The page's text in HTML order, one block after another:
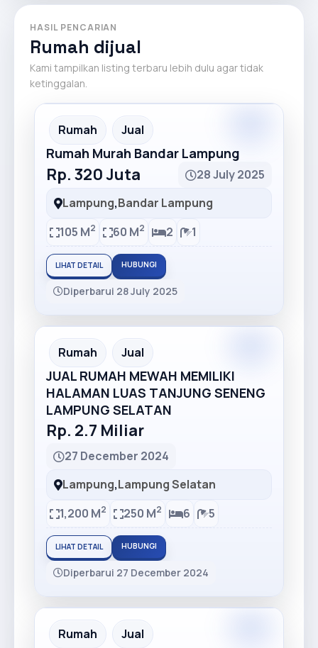
HASIL PENCARIAN
Rumah dijual
Kami tampilkan listing terbaru lebih dulu agar tidak
ketinggalan.
Recommended
Rumah Jual
Rumah Murah Bandar Lampung
Rp. 320 Juta
28 July 2025
Lampung,Bandar Lampung
105 M2 60 M2 2 1
LIHAT DETAIL HUBUNGI
Diperbarui 28 July 2025
Recommended
Rumah Jual
JUAL RUMAH MEWAH MEMILIKI
HALAMAN LUAS TANJUNG SENENG
LAMPUNG SELATAN
Rp. 2.7 Miliar
27 December 2024
Lampung,Lampung Selatan
1,200 M2 250 M2 6 5
LIHAT DETAIL HUBUNGI
Diperbarui 27 December 2024
Recommended
Rumah Jual